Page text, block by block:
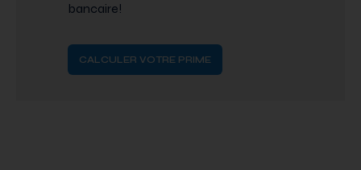
bancaire!
CALCULER VOTRE PRIME